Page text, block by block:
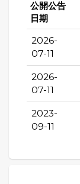
公開公告
日期
2026-
07-11
2026-
07-11
2023-
09-11